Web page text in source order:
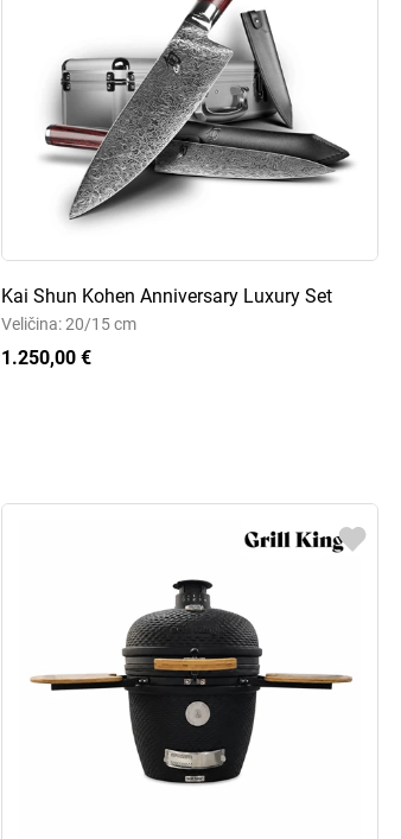
Kai Shun Kohen Anniversary Luxury Set
Veličina: 20/15 cm
1.250,00 €